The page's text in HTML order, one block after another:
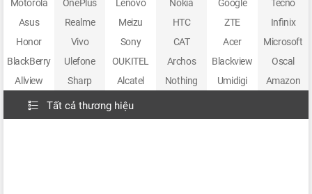
Motorola
OnePlus Lenovo Nokia Google
Tecno
Asus
Realme Meizu HTC ZTE
Infinix
Honor
Vivo Sony CAT Acer
Microsoft
BlackBerry
Ulefone OUKITEL Archos Blackview
Oscal
Allview
Sharp Alcatel Nothing Umidigi Amazon
Tất cả thương hiệu